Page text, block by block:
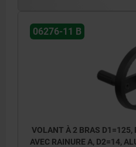
06276-11 B
VOLANT À 2 BRAS D1=125,
AVEC RAINURE A, D2=14,